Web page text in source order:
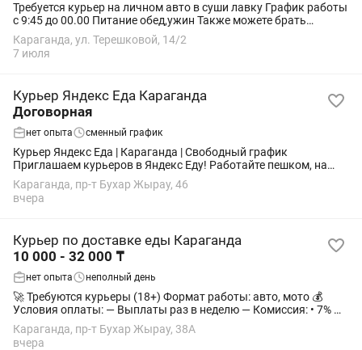
Требуется курьер на личном авто в суши лавку График работы
с 9:45 до 00.00 Питание обед,ужин Также можете брать
развозку сотрудников (сами договариваетесь по...
Караганда, ул. Терешковой, 14/2
7 июля
Курьер Яндекс Еда Караганда
Договорная
нет опыта сменный график
Курьер Яндекс Еда | Караганда | Свободный график
Приглашаем курьеров в Яндекс Еду! Работайте пешком, на
велосипеде, мотоцикле или автомобиле. Доход Зависит от
количества заказов, времени работы,...
Караганда, пр-т Бухар Жырау, 46
вчера
Курьер по доставке еды Караганда
10 000 - 32 000 ₸
нет опыта неполный день
🚀 Требуются курьеры (18+) Формат работы: авто, мото 💰
Условия оплаты: — Выплаты раз в неделю — Комиссия: • 7% —
для самозанятых 🎒 Сумка выдаётся бесплатно.
Предусмотрен депозит 20 000 тг —...
Караганда, пр-т Бухар Жырау, 38А
вчера